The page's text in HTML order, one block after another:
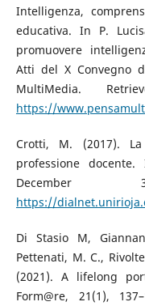
Intelligenza,
educativa. In P.
promuovere
Atti del X Convegno
MultiMedia.
https://
Crotti, M. (2017).
professione
https://
Di Stasio M,
Pettenati, M. C.,
(2021). A lifelong
Form@re, 21(1),